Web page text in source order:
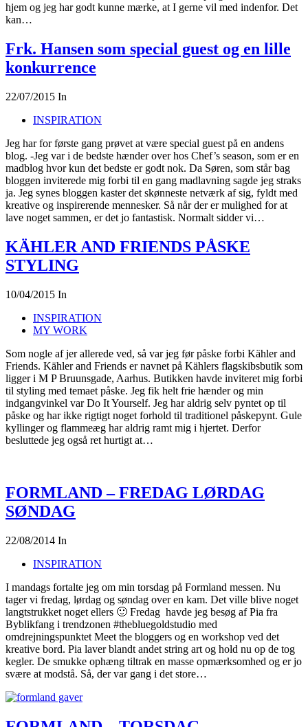
hjem og jeg har godt kunne mærke, at I gerne vil med indenfor. Det
kan…
Frk. Hansen som special guest og en lille
konkurrence
22/07/2015 In
INSPIRATION
Jeg har for første gang prøvet at være special guest på en andens
blog. -Jeg var i de bedste hænder over hos Chef’s season, som er en
madblog hvor kun det bedste er godt nok. Da Søren, som står bag
bloggen inviterede mig forbi til en gang madlavning sagde jeg straks
ja. Jeg synes bloggen kaster det skønneste netværk af sig, fyldt med
kreative og inspirerende mennesker. Så når der er mulighed for at
lave noget sammen, er det jo fantastisk. Normalt sidder vi…
KÄHLER AND FRIENDS PÅSKE
STYLING
10/04/2015 In
INSPIRATION
MY WORK
Som nogle af jer allerede ved, så var jeg før påske forbi Kähler and
Friends. Kähler and Friends er navnet på Kählers flagskibsbutik som
ligger i M P Bruunsgade, Aarhus. Butikken havde inviteret mig forbi
til styling med temaet påske. Jeg fik helt frie hænder og min
indgangvinkel var Do It Yourself. Jeg har aldrig selv pyntet op til
påske og har ikke rigtigt noget forhold til traditionel påskepynt. Gule
kyllinger og flammeæg har aldrig ramt mig i hjertet. Derfor
besluttede jeg også ret hurtigt at…
FORMLAND – FREDAG LØRDAG
SØNDAG
22/08/2014 In
INSPIRATION
I mandags fortalte jeg om min torsdag på Formland messen. Nu
tager vi fredag, lørdag og søndag over en kam. Det ville blive noget
langtstrukket noget ellers 🙂 Fredag havde jeg besøg af Pia fra
Byblikfang i trendzonen #thebluegoldstudio med
omdrejningspunktet Meet the bloggers og en workshop ved det
kreative bord. Pia laver blandt andet string art og hold nu op de tog
kegler. De smukke ophæng tiltrak en masse opmærksomhed og er jo
svære at modstå. Så, der var gang i det store…